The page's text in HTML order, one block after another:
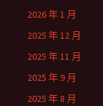
2026 年 1 月
2025 年 12 月
2025 年 11 月
2025 年 9 月
2025 年 8 月